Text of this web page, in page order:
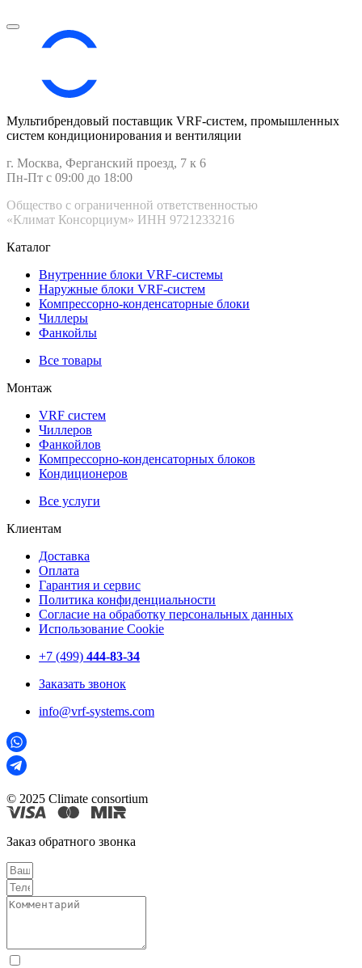
Мультибрендовый поставщик VRF-cистем, промышленных
систем кондиционирования и вентиляции
г. Москва, Ферганский проезд, 7 к 6
Пн-Пт с 09:00 до 18:00
Общество с ограниченной ответственностью
«Климат Консорциум» ИНН 9721233216
Каталог
Внутренние блоки VRF-cистемы
Наружные блоки VRF-cистем
Компрессорно-конденсаторные блоки
Чиллеры
Фанкойлы
Все товары
Монтаж
VRF систем
Чиллеров
Фанкойлов
Компрессорно-конденсаторных блоков
Кондиционеров
Все услуги
Клиентам
Доставка
Оплата
Гарантия и сервис
Политика конфиденциальности
Согласие на обработку персональных данных
Использование Cookie
+7 (499) 444-83-34
Заказать звонок
info@vrf-systems.com
© 2025 Climate consortium
Заказ обратного звонка